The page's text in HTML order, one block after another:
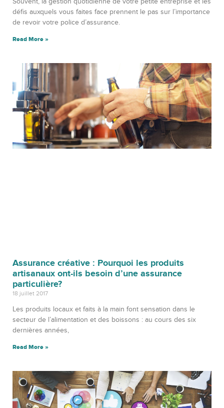
défis auxquels vous faites face prennent le pas sur l’importance
de revoir votre police d’assurance.
Read More »
Assurance créative : Pourquoi les produits
artisanaux ont-ils besoin d’une assurance
particulière?
18 juillet 2017
Les produits locaux et faits à la main font sensation dans le
secteur de l’alimentation et des boissons : au cours des six
dernières années,
Read More »